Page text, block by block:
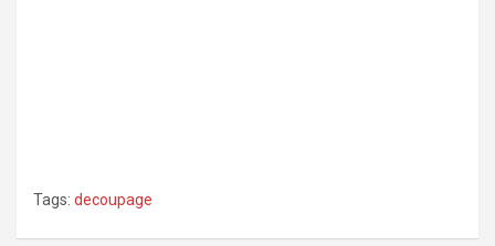
Tags: decoupage